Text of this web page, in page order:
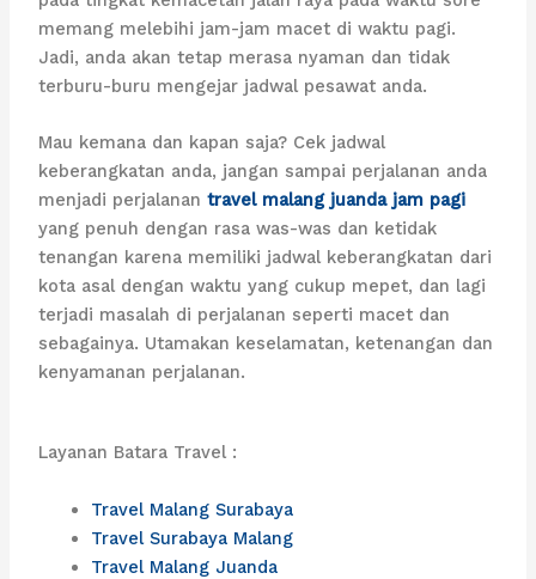
memang melebihi jam-jam macet di waktu pagi.
Jadi, anda akan tetap merasa nyaman dan tidak
terburu-buru mengejar jadwal pesawat anda.
Mau kemana dan kapan saja? Cek jadwal
keberangkatan anda, jangan sampai perjalanan anda
menjadi perjalanantravel malang juanda jam pagi
yang penuh dengan rasa was-was dan ketidak
tenangan karena memiliki jadwal keberangkatan dari
kota asal dengan waktu yang cukup mepet, dan lagi
terjadi masalah di perjalanan seperti macet dan
sebagainya. Utamakan keselamatan, ketenangan dan
kenyamanan perjalanan.
Layanan Batara Travel :
Travel Malang Surabaya
Travel Surabaya Malang
Travel Malang Juanda